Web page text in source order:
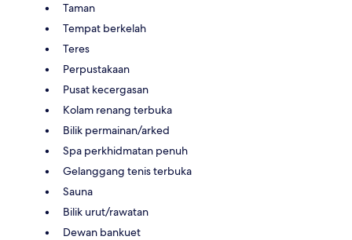
Taman
Tempat berkelah
Teres
Perpustakaan
Pusat kecergasan
Kolam renang terbuka
Bilik permainan/arked
Spa perkhidmatan penuh
Gelanggang tenis terbuka
Sauna
Bilik urut/rawatan
Dewan bankuet